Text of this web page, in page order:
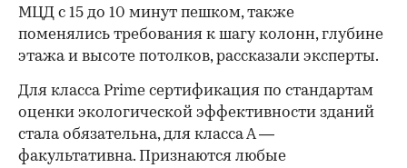
МЦД с 15 до 10 минут пешком, также
поменялись требования к шагу колонн, глубине
этажа и высоте потолков, рассказали эксперты.
Для класса Prime сертификация по стандартам
оценки экологической эффективности зданий
стала обязательна, для класса А —
факультативна. Признаются любые